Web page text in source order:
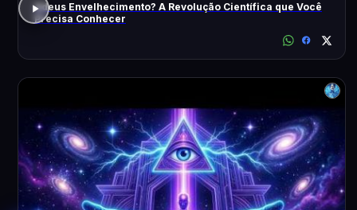
Adeus Envelhecimento? A Revolução Científica que Você
Precisa Conhecer